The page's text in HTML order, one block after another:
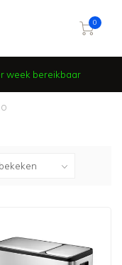
0
week bereikbaar